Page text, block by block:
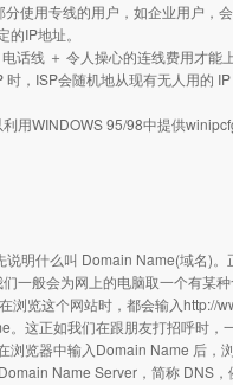
使用专线的用户，如企业用户，
IP地址。
话线 ＋ 令人操心的连线费用才能
，ISP会随机地从现有无人用的
用WINDOWS 95/98中提供
明什么叫 Domain Name(域名)。
一般会为网上的电脑取一个有某
浏览这个网站时，都会输入http://
这正如我们在跟朋友打招呼时，
浏览器中输入Domain Name 后，
Name Server，简称 DNS，